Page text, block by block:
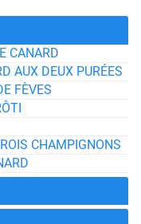
CANARD
AUX DEUX PURÉES
FÈVES
CHAMPIGNONS